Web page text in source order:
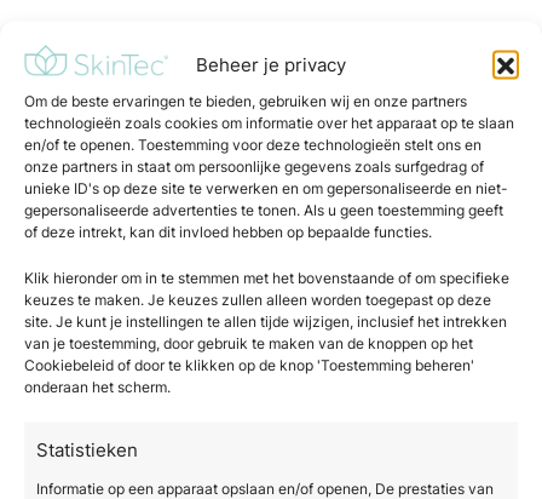
Beheer je privacy
Om de beste ervaringen te bieden, gebruiken wij en onze partners
technologieën zoals cookies om informatie over het apparaat op te slaan
en/of te openen. Toestemming voor deze technologieën stelt ons en
onze partners in staat om persoonlijke gegevens zoals surfgedrag of
unieke ID's op deze site te verwerken en om gepersonaliseerde en niet-
gepersonaliseerde advertenties te tonen. Als u geen toestemming geeft
of deze intrekt, kan dit invloed hebben op bepaalde functies.
Klik hieronder om in te stemmen met het bovenstaande of om specifieke
keuzes te maken. Je keuzes zullen alleen worden toegepast op deze
site. Je kunt je instellingen te allen tijde wijzigen, inclusief het intrekken
van je toestemming, door gebruik te maken van de knoppen op het
Cookiebeleid of door te klikken op de knop 'Toestemming beheren'
onderaan het scherm.
Statistieken
Informatie op een apparaat opslaan en/of openen, De prestaties van
omdat de oorzaak structureel is. De
bindweefselstrengjes die het vetweefsel op zijn
plek houden, veranderen niet door beweging.
Sport kan het vetgehalte verlagen en de
spieren versterken, maar de onderliggende
architectuur van het bindweefsel blijft
ongewijzigd.
Zelfs bij mensen met weinig lichaamsvet en
een uitstekende conditie is cellulite aanwezig.
Topsporters en modellen hebben er ook mee
te maken. Dit bevestigt dat cellulite geen
genetisch bepaalde bindweefselstructuur en
hormonale invloeden.